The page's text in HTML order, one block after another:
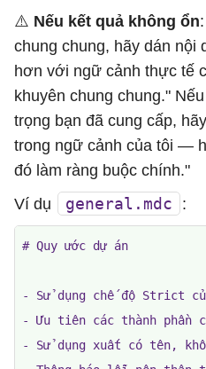
⚠️ Nếu kết quả không ổn
chung chung, hãy dán nội
hơn với ngữ cảnh thực tế
khuyên chung chung."
trọng bạn đã cung cấp,
trong ngữ cảnh của tôi —
đó làm ràng buộc chính."
Ví dụ
general.mdc :
# Quy ước dự án
- Sử dụng chế độ Strict
- Ưu tiên các thành phần
- Sử dụng xuất có tên,